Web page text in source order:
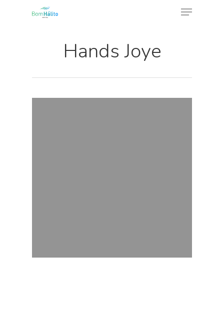
Hands Joye